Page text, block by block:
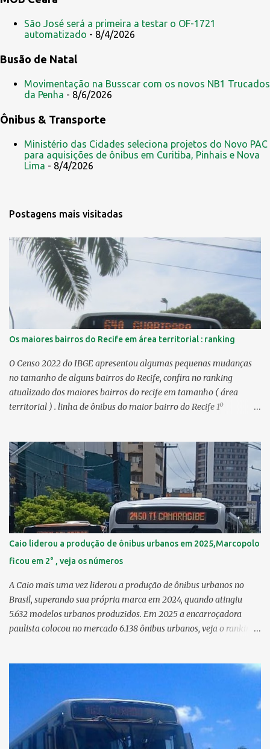
São José será a primeira a testar o OF-1721
automatizado - 8/4/2026
Busão de Natal
Movimentação na Busscar com os novos NB1 Trucados
da Penha - 8/6/2026
Ônibus & Transporte
Ministério das Cidades seleciona projetos do Novo PAC
para aquisições de ônibus em Curitiba, Pinhais e Nova
Lima - 8/4/2026
Postagens mais visitadas
Os maiores bairros do Recife em área territorial : ranking
O Censo 2022 do IBGE apresentou algumas pequenas mudanças
no tamanho de alguns bairros do Recife, confira no ranking
atualizado dos maiores bairros do recife em tamanho ( área
territorial ) . linha de ônibus do maior bairro do Recife 1º
Curado 7,98 km² 5º Boa Viagem 7,76 km² > no Censo 2010 : 7,53
km² 6º Imbiribeira 6,65 km² > no Censo 2010 : 6,66 km² 7º Pina
6,29 km² 8º Dois Irmãos 5,85 km² 9º Barro 4,54 km² 10º Iputinga
4,33 km² > no Censo 2010 : 4,34 km² 11º Cohab 4,33 km² > no
Censo 2010: 4,26 km² 12º Passarinho 4,06 km² 13º Santo Amaro
3,80 km² 14º Afogados 3,69 km² 15º Cordeiro 3,40 km² 16º São José
3,26 km² 17º Dois Unidos 3,12 km² 18...
Caio liderou a produção de ônibus urbanos em 2025,Marcopolo
ficou em 2° , veja os números
A Caio mais uma vez liderou a produção de ônibus urbanos no
Brasil, superando sua própria marca em 2024, quando atingiu
5.632 modelos urbanos produzidos. Em 2025 a encarroçadora
paulista colocou no mercado 6.138 ônibus urbanos, veja o ranking
Ônibus , a Volare, que não faz parte da associação, fabricou neste
ano, 327 modelos urbanos. O que aconteceu com a Comil ? A Comil
vem de um processo de recuperação judicial e fechamento de filial,
o que em 2025 fez com que a encarroçadora só produzisse 16